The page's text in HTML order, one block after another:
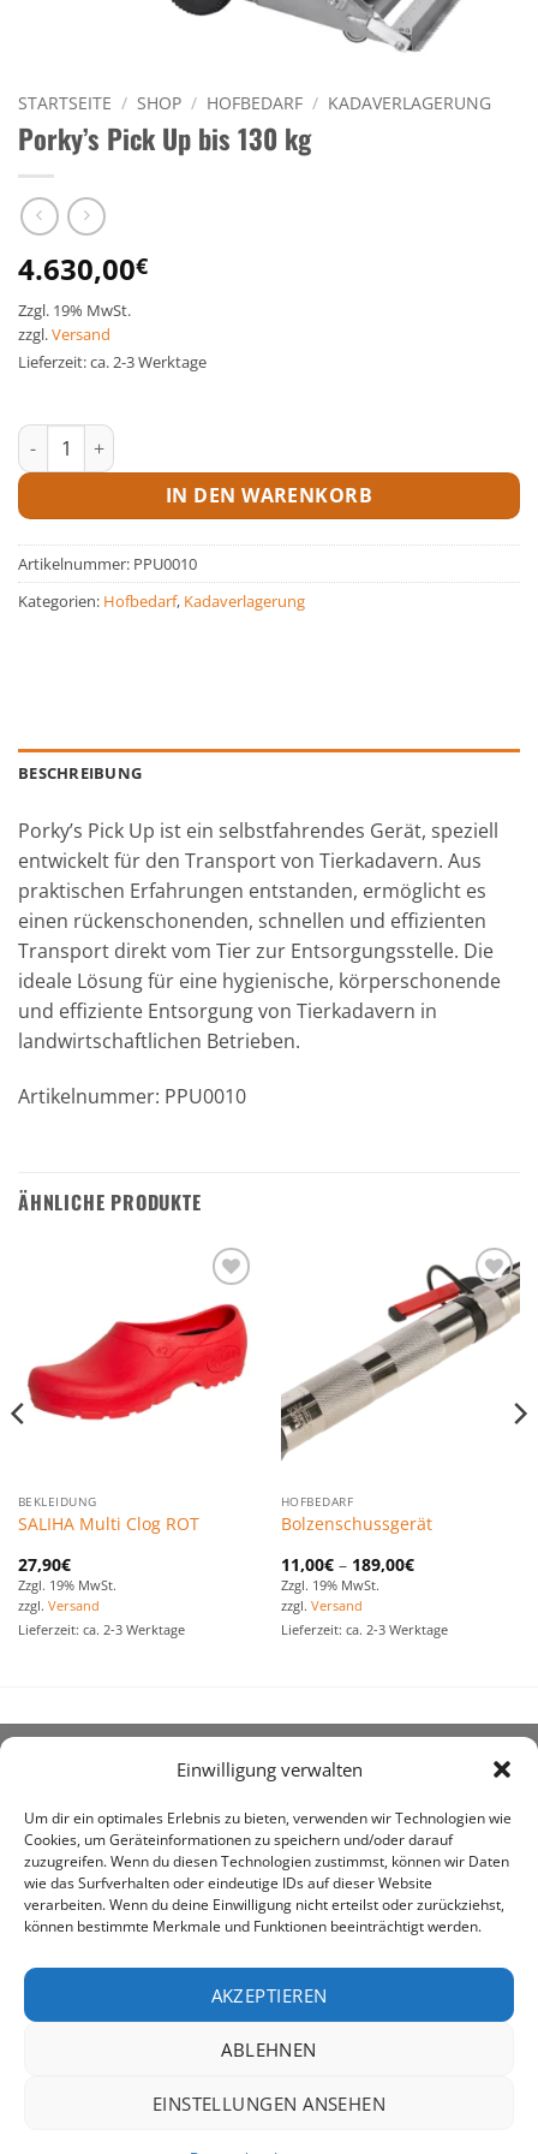
Einwilligung verwalten
Um dir ein optimales Erlebnis zu bieten, verwenden wir Technologien wie
Cookies, um Geräteinformationen zu speichern und/oder darauf
zuzugreifen. Wenn du diesen Technologien zustimmst, können wir Daten
wie das Surfverhalten oder eindeutige IDs auf dieser Website
verarbeiten. Wenn du deine Einwilligung nicht erteilst oder zurückziehst,
können bestimmte Merkmale und Funktionen beeinträchtigt werden.
AKZEPTIEREN
ABLEHNEN
EINSTELLUNGEN ANSEHEN
STARTSEITE / SHOP / HOFBEDARF / KADAVERLAGERUNG
Porky’s Pick Up bis 130 kg
4.630,00€
Zzgl. 19% MwSt.
zzgl.Versand
Lieferzeit: ca. 2-3 Werktage
Porky's Pick Up bis 130 kg Menge
IN DEN WARENKORB
Artikelnummer: PPU0010
Kategorien: Hofbedarf, Kadaverlagerung
BESCHREIBUNG
Porky’s Pick Up ist ein selbstfahrendes Gerät, speziell
entwickelt für den Transport von Tierkadavern. Aus
praktischen Erfahrungen entstanden, ermöglicht es
einen rückenschonenden, schnellen und effizienten
Transport direkt vom Tier zur Entsorgungsstelle. Die
ideale Lösung für eine hygienische, körperschonende
und effiziente Entsorgung von Tierkadavern in
landwirtschaftlichen Betrieben.
Artikelnummer: PPU0010
ÄHNLICHE PRODUKTE
Zu den
Favoriten
hinzufügen
BEKLEIDUNG
SALIHA Multi Clog ROT
27,90€
Zzgl. 19% MwSt.
zzgl. Versand
Lieferzeit: ca. 2-3 Werktage
Zu den
Favoriten
hinzufügen
HOFBEDARF
Bolzenschussgerät
11,00€– 189,00€
Zzgl. 19% MwSt.
zzgl. Versand
Lieferzeit: ca. 2-3 Werktage
um den Kauf landwirtschaftlicher Bedarfsartikel geht.